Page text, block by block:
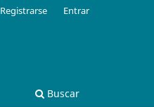
Buscar
Registrarse Entrar